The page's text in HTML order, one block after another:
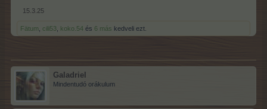
15.3.25
Fätum cili53 koko.54 és 6 más kedveli ezt.
Galadriel
Mindentudó orákulum